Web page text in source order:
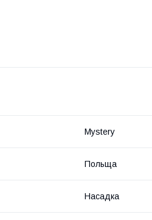
Mystery
Польща
Насадка